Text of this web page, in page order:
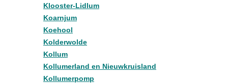
Klooster-Lidlum
Koarnjum
Koehool
Kolderwolde
Kollum
Kollumerland en Nieuwkruisland
Kollumerpomp